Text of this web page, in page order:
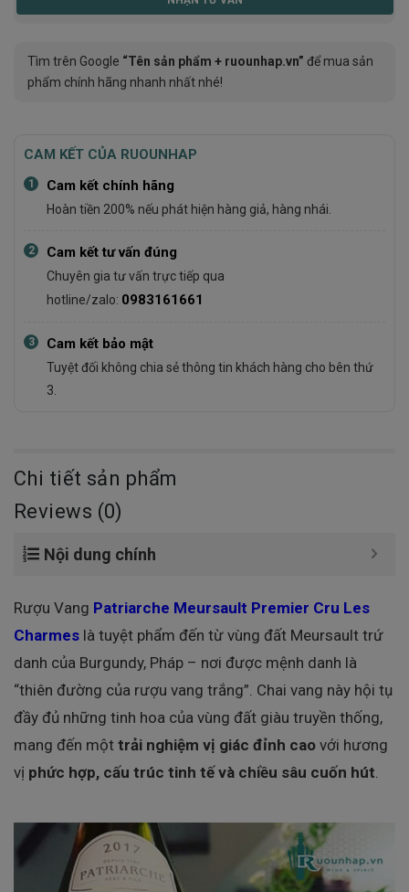
Tìm trên Google “Tên sản phẩm + ruounhap.vn” để mua sản
phẩm chính hãng nhanh nhất nhé!
CAM KẾT CỦA RUOUNHAP
1 Cam kết chính hãng
Hoàn tiền 200% nếu phát hiện hàng giả, hàng nhái.
2 Cam kết tư vấn đúng
Chuyên gia tư vấn trực tiếp qua
hotline/zalo: 0983161661
3 Cam kết bảo mật
Tuyệt đối không chia sẻ thông tin khách hàng cho bên thứ
3.
Chi tiết sản phẩm
Reviews (0)
Nội dung chính
Rượu Vang Patriarche Meursault Premier Cru Les
Charmes là tuyệt phẩm đến từ vùng đất Meursault trứ
danh của Burgundy, Pháp – nơi được mệnh danh là
“thiên đường của rượu vang trắng”. Chai vang này hội tụ
đầy đủ những tinh hoa của vùng đất giàu truyền thống,
mang đến một trải nghiệm vị giác đỉnh cao với hương
vị phức hợp, cấu trúc tinh tế và chiều sâu cuốn hút.